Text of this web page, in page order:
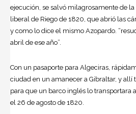
ejecución, se salvó milagrosamente de
liberal de Riego de 1820, que abrió las
y como lo dice el mismo Azopardo.
abril de ese año”.
Con un pasaporte para Algeciras,
ciudad en un amanecer a Gibraltar, y allí
para que un barco inglés lo transportara
el 26 de agosto de 1820.